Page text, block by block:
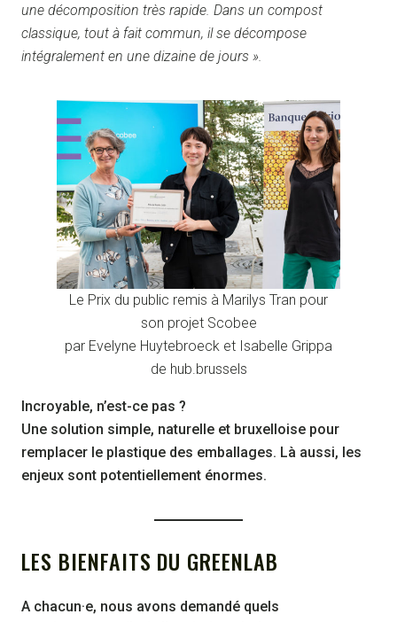
une décomposition très rapide. Dans un compost
classique, tout à fait commun, il se décompose
intégralement en une dizaine de jours ».
Le Prix du public remis à Marilys Tran pour
son projet Scobee
par Evelyne Huytebroeck et Isabelle Grippa
de hub.brussels
Incroyable, n’est-ce pas ?
Une solution simple, naturelle et bruxelloise pour
remplacer le plastique des emballages. Là aussi, les
enjeux sont potentiellement énormes.
LES BIENFAITS DU GREENLAB
A chacun·e, nous avons demandé quels